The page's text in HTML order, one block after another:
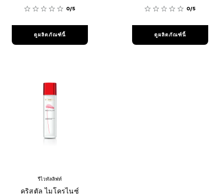
0/5
ดูผลิตภัณฑ์นี้
0/5
ดูผลิตภัณฑ์นี้
รีไวทัลลิฟท์
คริสตัล ไมโครไนซ์